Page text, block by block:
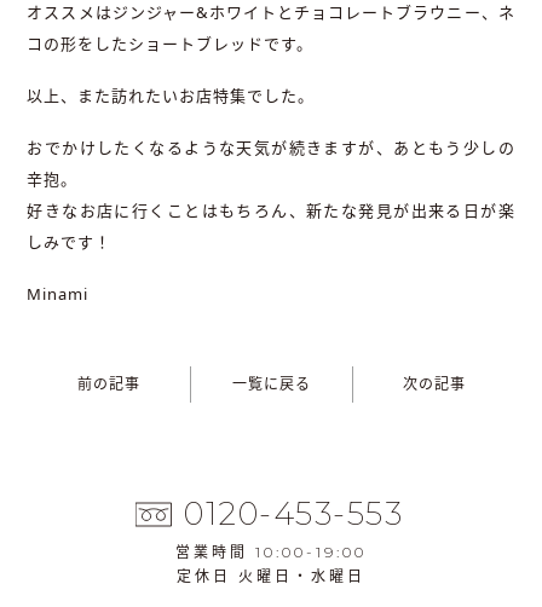
オススメはジンジャー&ホワイトとチョコレートブラウニー、ネ
コの形をしたショートブレッドです。
以上、また訪れたいお店特集でした。
おでかけしたくなるような天気が続きますが、あともう少しの
辛抱。
好きなお店に行くことはもちろん、新たな発見が出来る日が楽
しみです！
Minami
前の記事 一覧に戻る 次の記事
0120-453-553
営業時間 10:00-19:00
定休日 火曜日・水曜日